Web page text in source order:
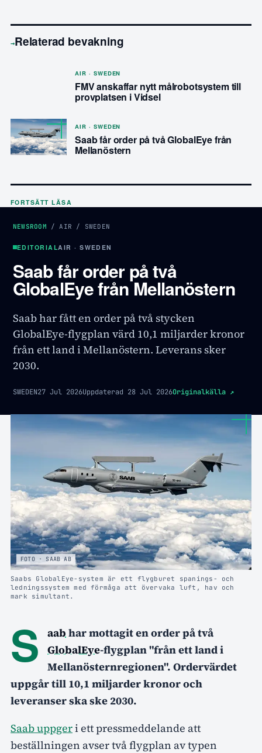
→Relaterad bevakning
AIR · SWEDEN
FMV anskaffar nytt målrobotsystem till
provplatsen i Vidsel
AIR · SWEDEN
Saab får order på två GlobalEye från
Mellanöstern
FORTSÄTT LÄSA
NEWSROOM / AIR / SWEDEN
EDITORIALAIR · SWEDEN
Saab får order på två
GlobalEye från Mellanöstern
Saab har fått en order på två stycken
GlobalEye-flygplan värd 10,1 miljarder kronor
från ett land i Mellanöstern. Leverans sker
2030.
SWEDEN27 Jul 2026Uppdaterad 28 Jul 2026Originalkälla ↗
FOTO · SAAB AB
Saabs GlobalEye-system är ett flygburet spanings- och
ledningssystem med förmåga att övervaka luft, hav och
mark simultant.
S aabhar mottagit en order på två
GlobalEye-flygplan "från ett land i
Mellanösternregionen". Ordervärdet
uppgår till 10,1 miljarder kronor och
leveranser ska ske 2030.
Saab uppgeri ett pressmeddelande att
beställningen avser två flygplan av typen